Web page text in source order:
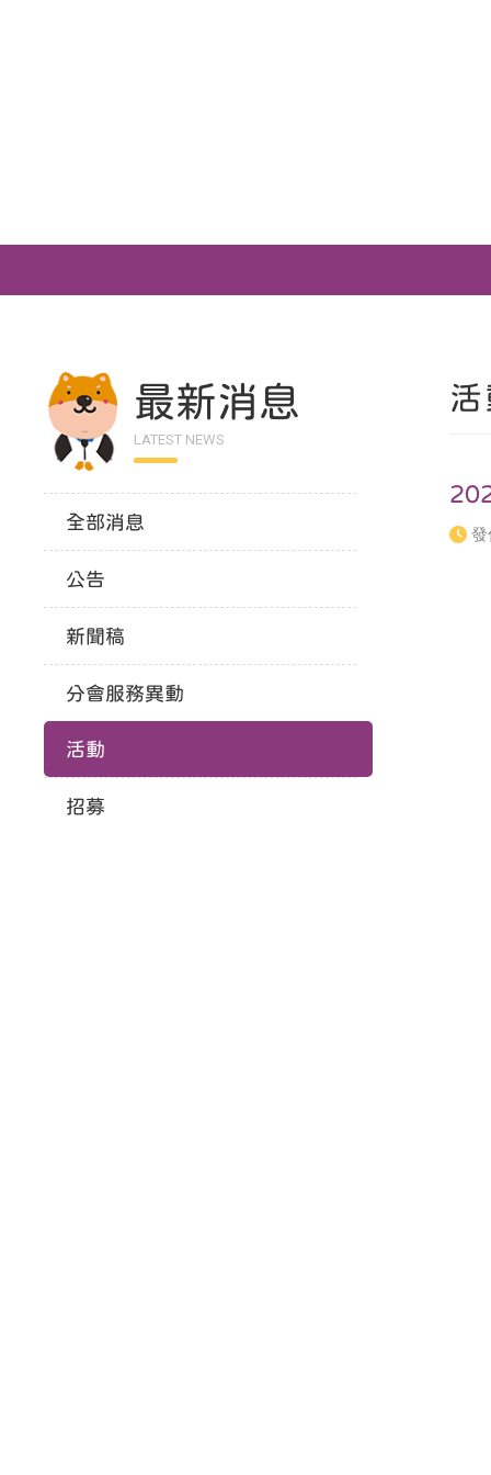
最新消息
LATEST NEWS
全部消息
公告
新聞稿
分會服務異動
活動
招募
發